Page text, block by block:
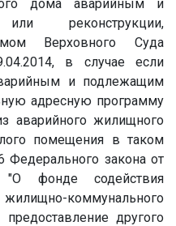
дома аварийным и
реконструкции,
Верховного Суда
в случае если
и подлежащим
адресную программу
аварийного жилищного
помещения в таком
Федерального закона от
фонде содействия
коммунального
другого